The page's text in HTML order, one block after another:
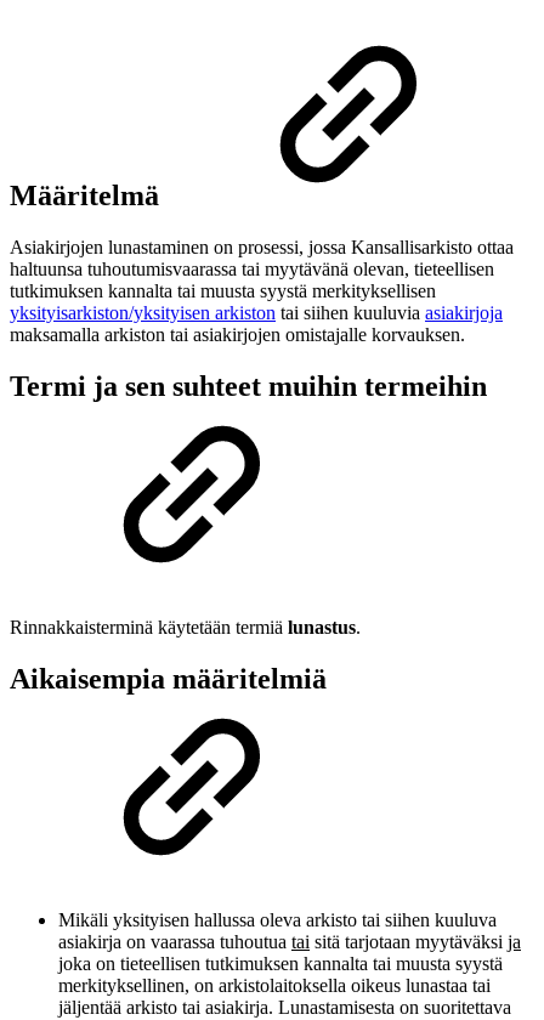
Määritelmä
Asiakirjojen lunastaminen on prosessi, jossa Kansallisarkisto ottaa
haltuunsa tuhoutumisvaarassa tai myytävänä olevan, tieteellisen
tutkimuksen kannalta tai muusta syystä merkityksellisen
yksityisarkiston/yksityisen arkiston tai siihen kuuluvia asiakirjoja
maksamalla arkiston tai asiakirjojen omistajalle korvauksen.
Termi ja sen suhteet muihin termeihin
Rinnakkaisterminä käytetään termiä lunastus.
Aikaisempia määritelmiä
Mikäli yksityisen hallussa oleva arkisto tai siihen kuuluva
asiakirja on vaarassa tuhoutua tai sitä tarjotaan myytäväksi ja
joka on tieteellisen tutkimuksen kannalta tai muusta syystä
merkityksellinen, on arkistolaitoksella oikeus lunastaa tai
jäljentää arkisto tai asiakirja. Lunastamisesta on suoritettava